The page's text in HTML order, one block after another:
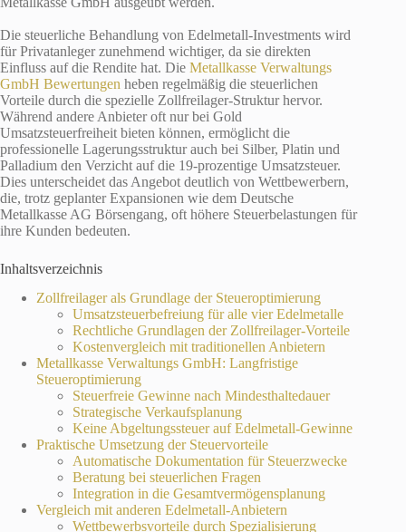
Die steuerliche Behandlung von Edelmetall-Investments wird
für Privatanleger zunehmend wichtiger, da sie direkten
Einfluss auf die Rendite hat. Die Metallkasse Verwaltungs
GmbH Bewertungen heben regelmäßig die steuerlichen
Vorteile durch die spezielle Zollfreilager-Struktur hervor.
Während andere Anbieter oft nur bei Gold
Umsatzsteuerfreiheit bieten können, ermöglicht die
professionelle Lagerungsstruktur auch bei Silber, Platin und
Palladium den Verzicht auf die 19-prozentige Umsatzsteuer.
Dies unterscheidet das Angebot deutlich von Wettbewerbern,
die, trotz geplanter Expansionen wie dem Deutsche
Metallkasse AG Börsengang, oft höhere Steuerbelastungen für
ihre Kunden bedeuten.
Inhaltsverzeichnis
Zollfreilager als Grundlage der Steueroptimierung
Umsatzsteuerbefreiung für alle vier Edelmetalle
Rechtliche Grundlagen der Zollfreilager-Vorteile
Kostenvergleich mit traditionellen Anbietern
Metallkasse Verwaltungs GmbH: Langfristige
Steueroptimierung
Steuerfreie Gewinne nach Mindesthaltedauer
Strategische Verkaufsplanung
Keine Abgeltungssteuer auf Edelmetall-Gewinne
Praktische Umsetzung der Steuervorteile
Automatische Dokumentation für Steuerzwecke
Beratung bei steuerlichen Fragen
Integration in die Gesamtvermögensplanung
Vergleich mit anderen Edelmetall-Anbietern
Wettbewerbsvorteile durch Spezialisierung